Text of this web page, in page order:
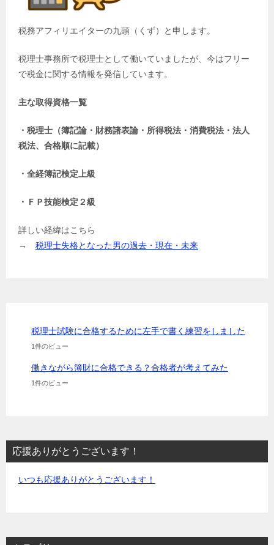
税務アフィリエイターの九頭（くず）と申します。
税理士事務所で税理士として働いていましたが、今はフリー
で税金に関する情報を発信しています。
主な取得資格一覧
・税理士（簿記論・財務諸表論・所得税法・消費税法・法人
税法、合格順に記載）
・全経簿記検定上級
・ＦＰ技能検定２級
詳しい経緯はこちら
→ 税理士失格となった男の過去・現在・未来
税理士試験に合格するために左手で書く練習をしました
1件のビュー
働きながら簿財に合格できる？合格者が考えてみた
1件のビュー
応援ありがとうございます！
いつも応援ありがとうございます！